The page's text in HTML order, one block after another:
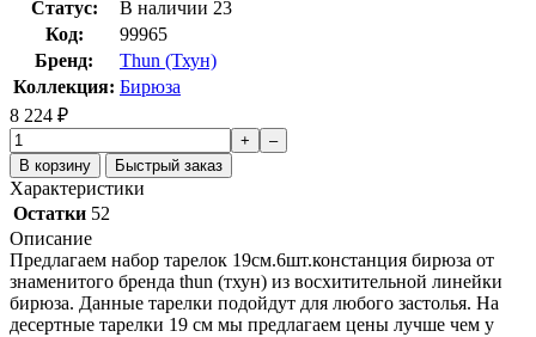
Статус: В наличии 23
Код:
99965
Бренд:
Thun (Тхун)
Коллекция: Бирюза
8 224 ₽
+
–
В корзину
Быстрый заказ
Характеристики
Остатки 52
Описание
Предлагаем набор тарелок 19см.6шт.констанция бирюза от
знаменитого бренда thun (тхун) из восхитительной линейки
бирюза. Данные тарелки подойдут для любого застолья. На
десертные тарелки 19 см мы предлагаем цены лучше чем у